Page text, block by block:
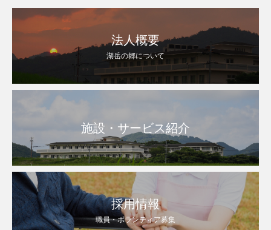
法人概要
湖岳の郷について
施設・サービス紹介
採用情報
職員・ボランティア募集